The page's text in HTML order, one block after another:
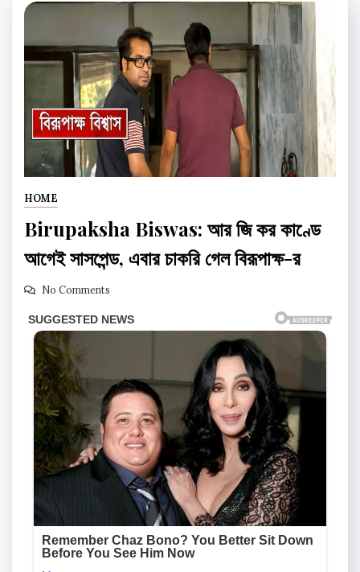
HOME
Birupaksha Biswas: আর জি কর কাণ্ডে
আগেই সাসপেন্ড, এবার চাকরি গেল বিরূপাক্ষ-র
No Comments